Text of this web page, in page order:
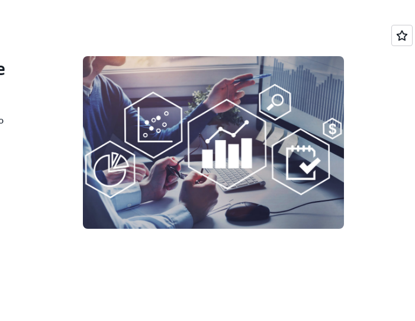
Dopo aver identificato la causa del problema, devi rimediare. Non c'è niente
di peggio di provare a risolvere un problema e peggiorare ulteriormente la
situazione. Non dimenticare di realizzare un'analisi post-evento per
determinare il modo in cui avresti potuto prevenire il problema. Prendi nota
delle modifiche suggerite per prevenire il problema in futuro. L'obiettivo
deve essere quello di assicurarsi che il problema non si ripresenti e, se
succede, di saperlo identificare e risolvere in modo automatico.